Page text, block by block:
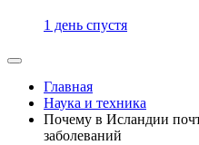
1 день спустя
Главная
Наука и техника
Почему в Исландии
заболеваний